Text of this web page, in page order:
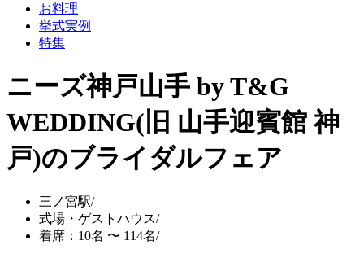
お料理
挙式実例
特集
ニーズ神戸山手 by T&G
WEDDING(旧 山手迎賓館 神
戸)のブライダルフェア
三ノ宮駅/
式場・ゲストハウス/
着席：10名 〜 114名/